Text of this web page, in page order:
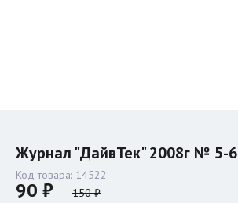
Журнал "ДайвТек" 2008г № 5-6
Код товара: 14522
90 ₽ 150 ₽